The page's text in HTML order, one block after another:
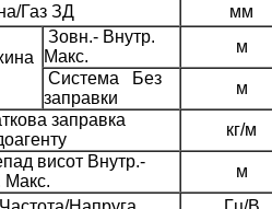
Газ ЗД мм
Зовн.- Внутр.
Макс.
м
Система Без
заправки
м
заправка
кг/м
висот Внутр.-
Макс.
м